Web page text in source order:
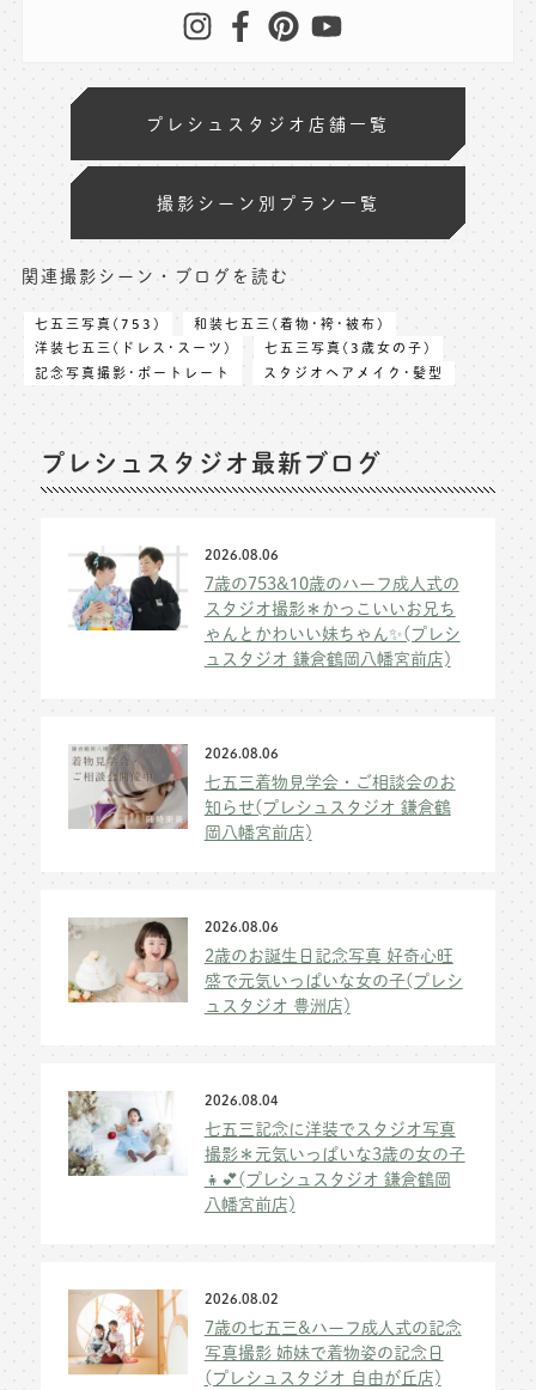
プレシュスタジオ店舗一覧
撮影シーン別プラン一覧
関連撮影シーン・ブログを読む
七五三写真(753)
和装七五三(着物･袴･被布)
洋装七五三(ドレス･スーツ)
七五三写真(3歳女の子)
記念写真撮影･ポートレート
スタジオヘアメイク･髪型
プレシュスタジオ最新ブログ
2026.08.06
7歳の753&10歳のハーフ成人式の
スタジオ撮影＊かっこいいお兄ち
ゃんとかわいい妹ちゃん✨(プレシ
ュスタジオ 鎌倉鶴岡八幡宮前店)
2026.08.06
七五三着物見学会・ご相談会のお
知らせ(プレシュスタジオ 鎌倉鶴
岡八幡宮前店)
2026.08.06
2歳のお誕生日記念写真 好奇心旺
盛で元気いっぱいな女の子(プレシ
ュスタジオ 豊洲店)
2026.08.04
七五三記念に洋装でスタジオ写真
撮影＊元気いっぱいな3歳の女の子
👧💕(プレシュスタジオ 鎌倉鶴岡
八幡宮前店)
2026.08.02
7歳の七五三&ハーフ成人式の記念
写真撮影 姉妹で着物姿の記念日
(プレシュスタジオ 自由が丘店)